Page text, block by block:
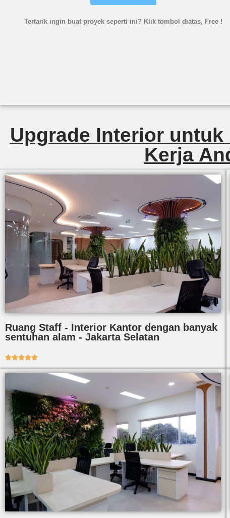
Tertarik ingin buat proyek seperti ini? Klik tombol diatas, Free !
Upgrade Interior
Kerja
Ruang Staff - Interior Kantor dengan banyak
sentuhan alam - Jakarta Selatan
